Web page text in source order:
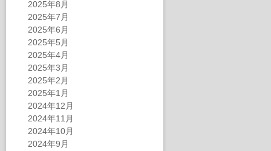
2025年8月
2025年7月
2025年6月
2025年5月
2025年4月
2025年3月
2025年2月
2025年1月
2024年12月
2024年11月
2024年10月
2024年9月